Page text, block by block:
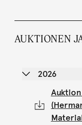
AUKTIONEN
2026